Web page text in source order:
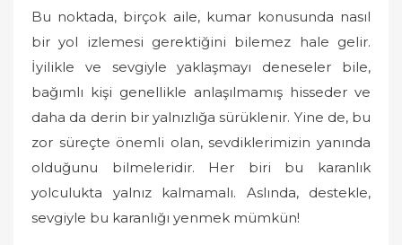
Bu noktada, birçok aile, kumar konusunda nasıl
bir yol izlemesi gerektiğini bilemez hale gelir.
İyilikle ve sevgiyle yaklaşmayı deneseler bile,
bağımlı kişi genellikle anlaşılmamış hisseder ve
daha da derin bir yalnızlığa sürüklenir. Yine de, bu
zor süreçte önemli olan, sevdiklerimizin yanında
olduğunu bilmeleridir. Her biri bu karanlık
yolculukta yalnız kalmamalı. Aslında, destekle,
sevgiyle bu karanlığı yenmek mümkün!